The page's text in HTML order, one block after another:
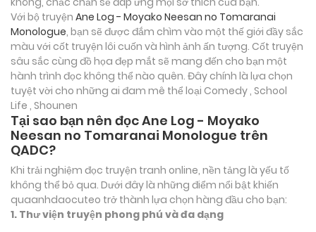
Với bộ truyện Ane Log - Moyako Neesan no Tomaranai
Monologue, bạn sẽ được đắm chìm vào một thế giới đầy sắc
màu với cốt truyện lôi cuốn và hình ảnh ấn tượng. Cốt truyện
sâu sắc cùng đồ họa đẹp mắt sẽ mang đến cho bạn một
hành trình đọc không thể nào quên. Đây chính là lựa chọn
tuyệt vời cho những ai đam mê thể loại Comedy , School
Life , Shounen
Tại sao bạn nên đọc Ane Log - Moyako
Neesan no Tomaranai Monologue trên
QADC?
Khi trải nghiệm đọc truyện tranh online, nền tảng là yếu tố
không thể bỏ qua. Dưới đây là những điểm nổi bật khiến
quaanhdaocuteo trở thành lựa chọn hàng đầu cho bạn:
1. Thư viện truyện phong phú và đa dạng